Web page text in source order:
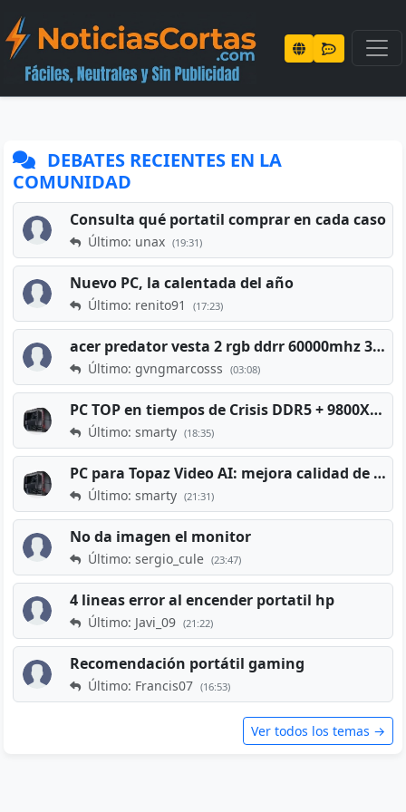
DEBATES RECIENTES EN LA
COMUNIDAD
Consulta qué portatil comprar en cada caso
Último: unax (19:31)
Nuevo PC, la calentada del año
Último: renito91 (17:23)
acer predator vesta 2 rgb ddrr 60000mhz 32gb x2 16gb
Último: gvngmarcosss (03:08)
PC TOP en tiempos de Crisis DDR5 + 9800X3D + RTX 5080 [2026][2400€]
Último: smarty (18:35)
PC para Topaz Video AI: mejora calidad de vídeos viejos
Último: smarty (21:31)
No da imagen el monitor
Último: sergio_cule (23:47)
4 lineas error al encender portatil hp
Último: Javi_09 (21:22)
Recomendación portátil gaming
Último: Francis07 (16:53)
Ver todos los temas →